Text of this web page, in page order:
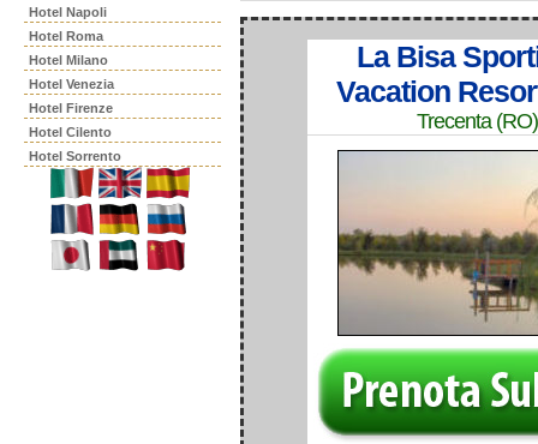
Hotel Napoli
Hotel Roma
Hotel Milano
Hotel Venezia
Hotel Firenze
Hotel Cilento
Hotel Sorrento
La Bisa
Vacation
Trecenta (RO)